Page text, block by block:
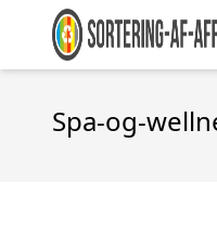
Spa-og-